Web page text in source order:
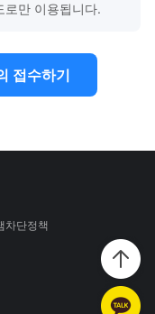
로만 이용됩니다.
접수하기
차단정책